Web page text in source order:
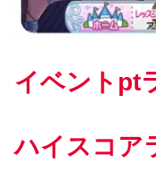
イベントpt
ハイスコア